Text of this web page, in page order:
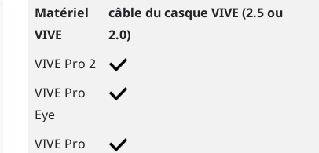
Matériel
VIVE
câble du casque VIVE (2.5 ou
2.0)
VIVE Pro 2
VIVE Pro
Eye
VIVE Pro